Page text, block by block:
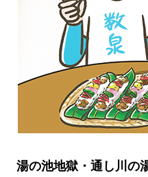
湯の池地獄・通し川の